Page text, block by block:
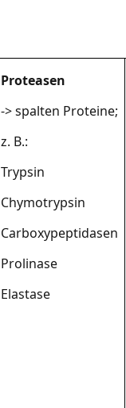
Proteasen
-> spalten Proteine;
z. B.:
Trypsin
Chymotrypsin
Carboxypeptidasen
Prolinase
Elastase